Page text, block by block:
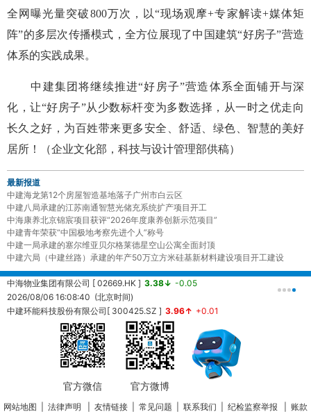
全网曝光量突破800万次，以“现场观摩+专家解读+媒体矩
阵”的多层次传播模式，全方位展现了中国建筑“好房子”营造
体系的实践成果。
中建集团将继续推进“好房子”营造体系全面铺开与深
化，让“好房子”从少数标杆变为多数选择，从一时之优走向
长久之好，为百姓带来更多安全、舒适、绿色、智慧的美好
居所！（企业文化部， 科技与设计管理部供稿）
最新报道
中建海龙第12个房屋智造基地落子广州市白云区
中建八局承建的江苏南通智慧光储充系统扩产项目开工
中海康养北京锦宸项目获评“2026年度康养创新示范项目”
中建青年荣获“中国极地考察先进个人”称号
中建一局承建的塞尔维亚贝尔格莱德星空山公寓全面封顶
中建六局（中建丝路）承建的年产50万立方米硅基新材料建设项目开工建设
中海物业集团有限公司 [ 02669.HK ] 3.38↓ -0.05
2026/08/06 16:08:40 (北京时间)
中建环能科技股份有限公司[ 300425.SZ ] 3.96↑ +0.01
20260806161430 (北京时间)
官方微信 官方微博
网站地图 法律声明 友情链接 常见问题 联系我们 纪检监察举报 账款